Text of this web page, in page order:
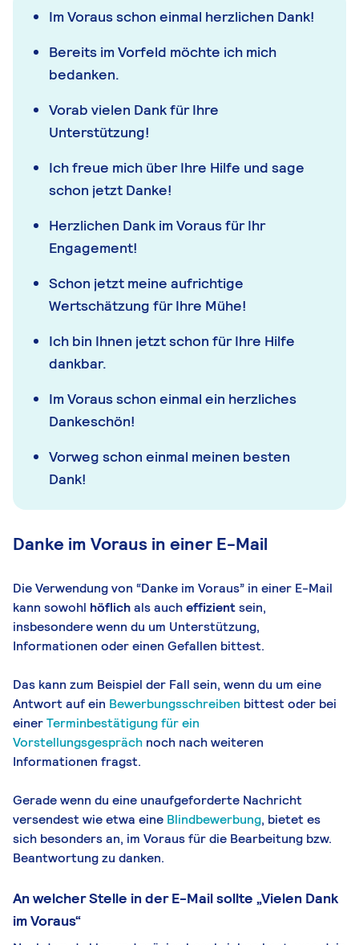
Im Voraus schon einmal herzlichen Dank!
Bereits im Vorfeld möchte ich mich
bedanken.
Vorab vielen Dank für Ihre
Unterstützung!
Ich freue mich über Ihre Hilfe und sage
schon jetzt Danke!
Herzlichen Dank im Voraus für Ihr
Engagement!
Schon jetzt meine aufrichtige
Wertschätzung für Ihre Mühe!
Ich bin Ihnen jetzt schon für Ihre Hilfe
dankbar.
Im Voraus schon einmal ein herzliches
Dankeschön!
Vorweg schon einmal meinen besten
Dank!
Danke im Voraus in einer E-Mail
Die Verwendung von “Danke im Voraus” in einer E-Mail
kann sowohl höflichals aucheffizientsein,
insbesondere wenn du um Unterstützung,
Informationen oder einen Gefallen bittest.
Das kann zum Beispiel der Fall sein, wenn du um eine
Antwort auf ein Bewerbungsschreiben bittest oder bei
einerTerminbestätigung für ein
Vorstellungsgespräch noch nach weiteren
Informationen fragst.
Gerade wenn du eine unaufgeforderte Nachricht
versendest wie etwa eine Blindbewerbung, bietet es
sich besonders an, im Voraus für die Bearbeitung bzw.
Beantwortung zu danken.
An welcher Stelle in der E-Mail sollte „Vielen Dank
im Voraus“